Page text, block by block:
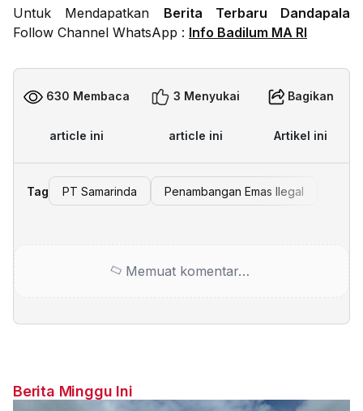
Untuk Mendapatkan Berita Terbaru Dandapala
Follow Channel WhatsApp : Info Badilum MA RI
630 Membaca
article ini
3 Menyukai
article ini
Bagikan
Artikel ini
Tag PT Samarinda Penambangan Emas Ilegal
Memuat komentar…
Berita Minggu Ini